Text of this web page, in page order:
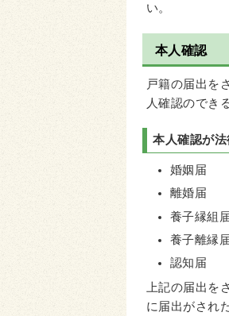
い。
本人確認
戸籍の届出を
人確認のでき
本人確認が
婚姻届
離婚届
養子縁組
養子離縁
認知届
上記の届出を
に届出がされ